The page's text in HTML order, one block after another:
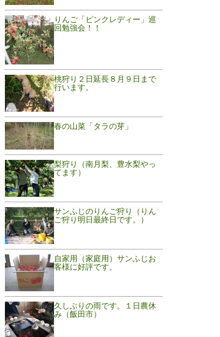
りんご「ピンクレディー」巡
回勉強会！！
桃狩り２日延長８月９日まで
行います。
春の山菜「タラの芽」
梨狩り（南月梨、豊水梨やっ
てます）
サンふじのりんご狩り（りん
ご狩り明日最終日です。）
自家用（家庭用）サンふじお
客様に好評です。
久しぶりの雨です。１日農休
み（飯田市）